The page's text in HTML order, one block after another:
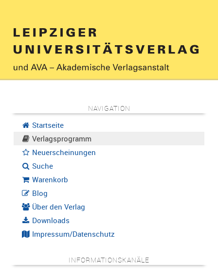
NAVIGATION
Startseite
Verlagsprogramm
Neuerscheinungen
Suche
Warenkorb
Blog
Über den Verlag
Downloads
Impressum/Datenschutz
INFORMATIONSKANÄLE